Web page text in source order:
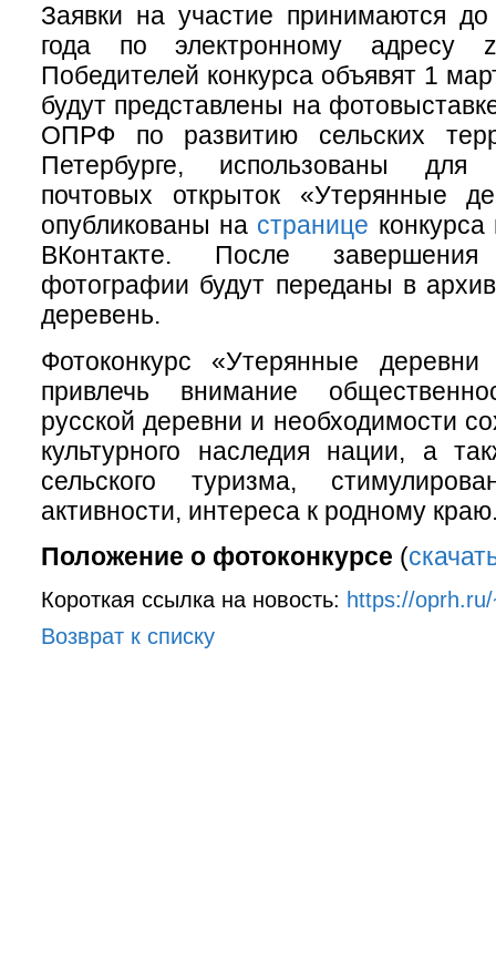
Заявки на участие принимаются
года по электронному адресу
Победителей конкурса объявят 1
будут представлены на
ОПРФ по развитию сельских
Петербурге, использованы для
почтовых открыток «Утерянные
опубликованы на странице
ВКонтакте. После
фотографии будут переданы в
деревень.
Фотоконкурс «Утерянные
привлечь внимание
русской деревни и необходимости
культурного наследия нации, а
сельского туризма,
активности, интереса к родному
Положение о фотоконкурсе (
Короткая ссылка на новость: https://
Возврат к списку